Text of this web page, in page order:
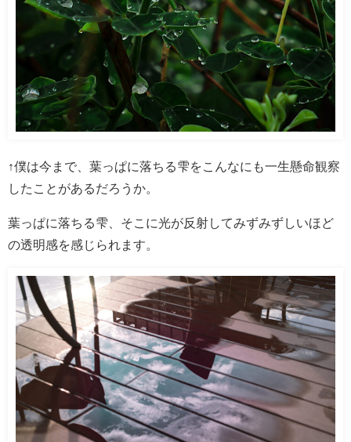
↑僕は今まで、葉っぱに落ちる雫をこんなにも一生懸命観察
したことがあるだろうか。
葉っぱに落ちる雫、そこに光が反射してみずみずしいほど
の透明感を感じられます。